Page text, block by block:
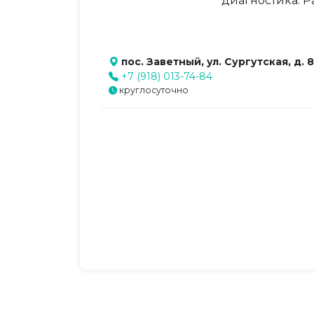
пос. Заветный, ул. Сургутская, д. 8
+7 (918) 013-74-84
круглосуточно